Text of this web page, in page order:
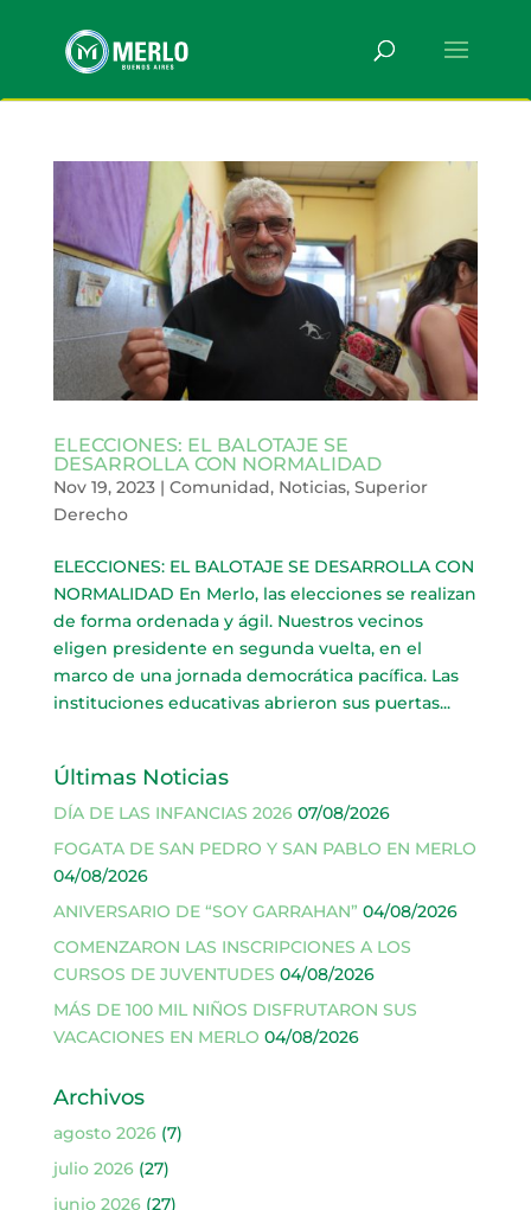
ELECCIONES: EL BALOTAJE SE
DESARROLLA CON NORMALIDAD
Nov 19, 2023| Comunidad, Noticias, Superior
Derecho
ELECCIONES: EL BALOTAJE SE DESARROLLA CON
NORMALIDAD En Merlo, las elecciones se realizan
de forma ordenada y ágil. Nuestros vecinos
eligen presidente en segunda vuelta, en el
marco de una jornada democrática pacífica. Las
instituciones educativas abrieron sus puertas...
Últimas Noticias
DÍA DE LAS INFANCIAS 2026 07/08/2026
FOGATA DE SAN PEDRO Y SAN PABLO EN MERLO
04/08/2026
ANIVERSARIO DE “SOY GARRAHAN” 04/08/2026
COMENZARON LAS INSCRIPCIONES A LOS
CURSOS DE JUVENTUDES 04/08/2026
MÁS DE 100 MIL NIÑOS DISFRUTARON SUS
VACACIONES EN MERLO 04/08/2026
Archivos
agosto 2026(7)
julio 2026(27)
junio 2026(27)